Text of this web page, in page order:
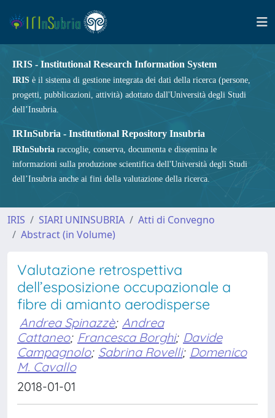
IRIS - Institutional Research Information System
IRIS è il sistema di gestione integrata dei dati della ricerca (persone,
progetti, pubblicazioni, attività) adottato dall'Università degli Studi
dell’Insubria.
IRInSubria - Institutional Repository Insubria
IRInSubria raccoglie, conserva, documenta e dissemina le
informazioni sulla produzione scientifica dell'Università degli Studi
dell’Insubria anche ai fini della valutazione della ricerca.
IRIS SIARI UNINSUBRIA
Atti di Convegno
Abstract (in Volume)
Valutazione retrospettiva
dell’esposizione occupazionale a
fibre di amianto aerodisperse
Andrea Spinazzè; Andrea
Cattaneo; Francesca Borghi; Davide
Campagnolo; Sabrina Rovelli; Domenico
M. Cavallo
2018-01-01